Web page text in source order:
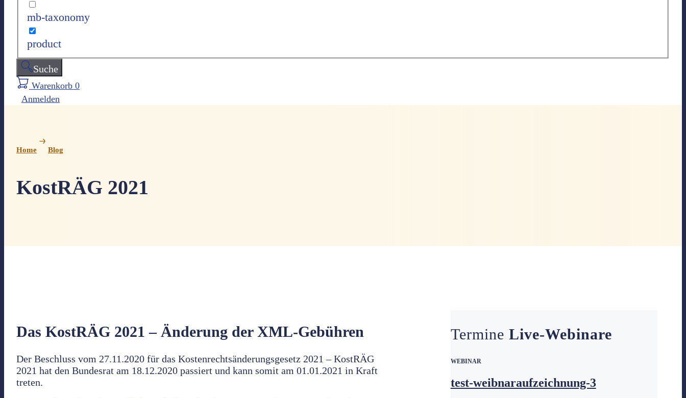
mb-taxonomy
product
Suche
Warenkorb 0
Anmelden
Home Blog
KostRÄG 2021
Das KostRÄG 2021 – Änderung der XML-Gebühren
Der Beschluss vom 27.11.2020 für das Kostenrechtsänderungsgesetz 2021 – KostRÄG
2021 hat den Bundesrat am 18.12.2020 passiert und kann somit am 01.01.2021 in Kraft
treten.
Termine Live-Webinare
WEBINAR
test-weibnaraufzeichnung-3